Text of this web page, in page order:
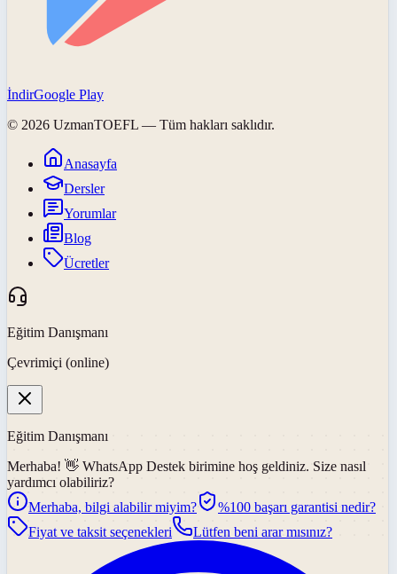
İndirGoogle Play
© 2026 UzmanTOEFL — Tüm hakları saklıdır.
Anasayfa
Dersler
Yorumlar
Blog
Ücretler
Eğitim Danışmanı
Çevrimiçi (online)
Eğitim Danışmanı
Merhaba! 👋 WhatsApp Destek birimine hoş geldiniz. Size nasıl
yardımcı olabiliriz?
Merhaba, bilgi alabilir miyim?
%100 başarı garantisi nedir?
Fiyat ve taksit seçenekleri
Lütfen beni arar mısınız?